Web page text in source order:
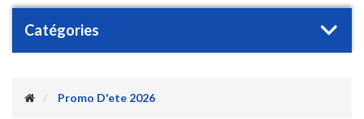
Catégories
Promo D'ete 2026